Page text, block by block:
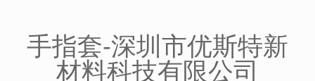
content手指套-深圳市优斯特新
材料科技有限公司